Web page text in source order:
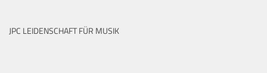
JPC LEIDENSCHAFT FÜR MUSIK